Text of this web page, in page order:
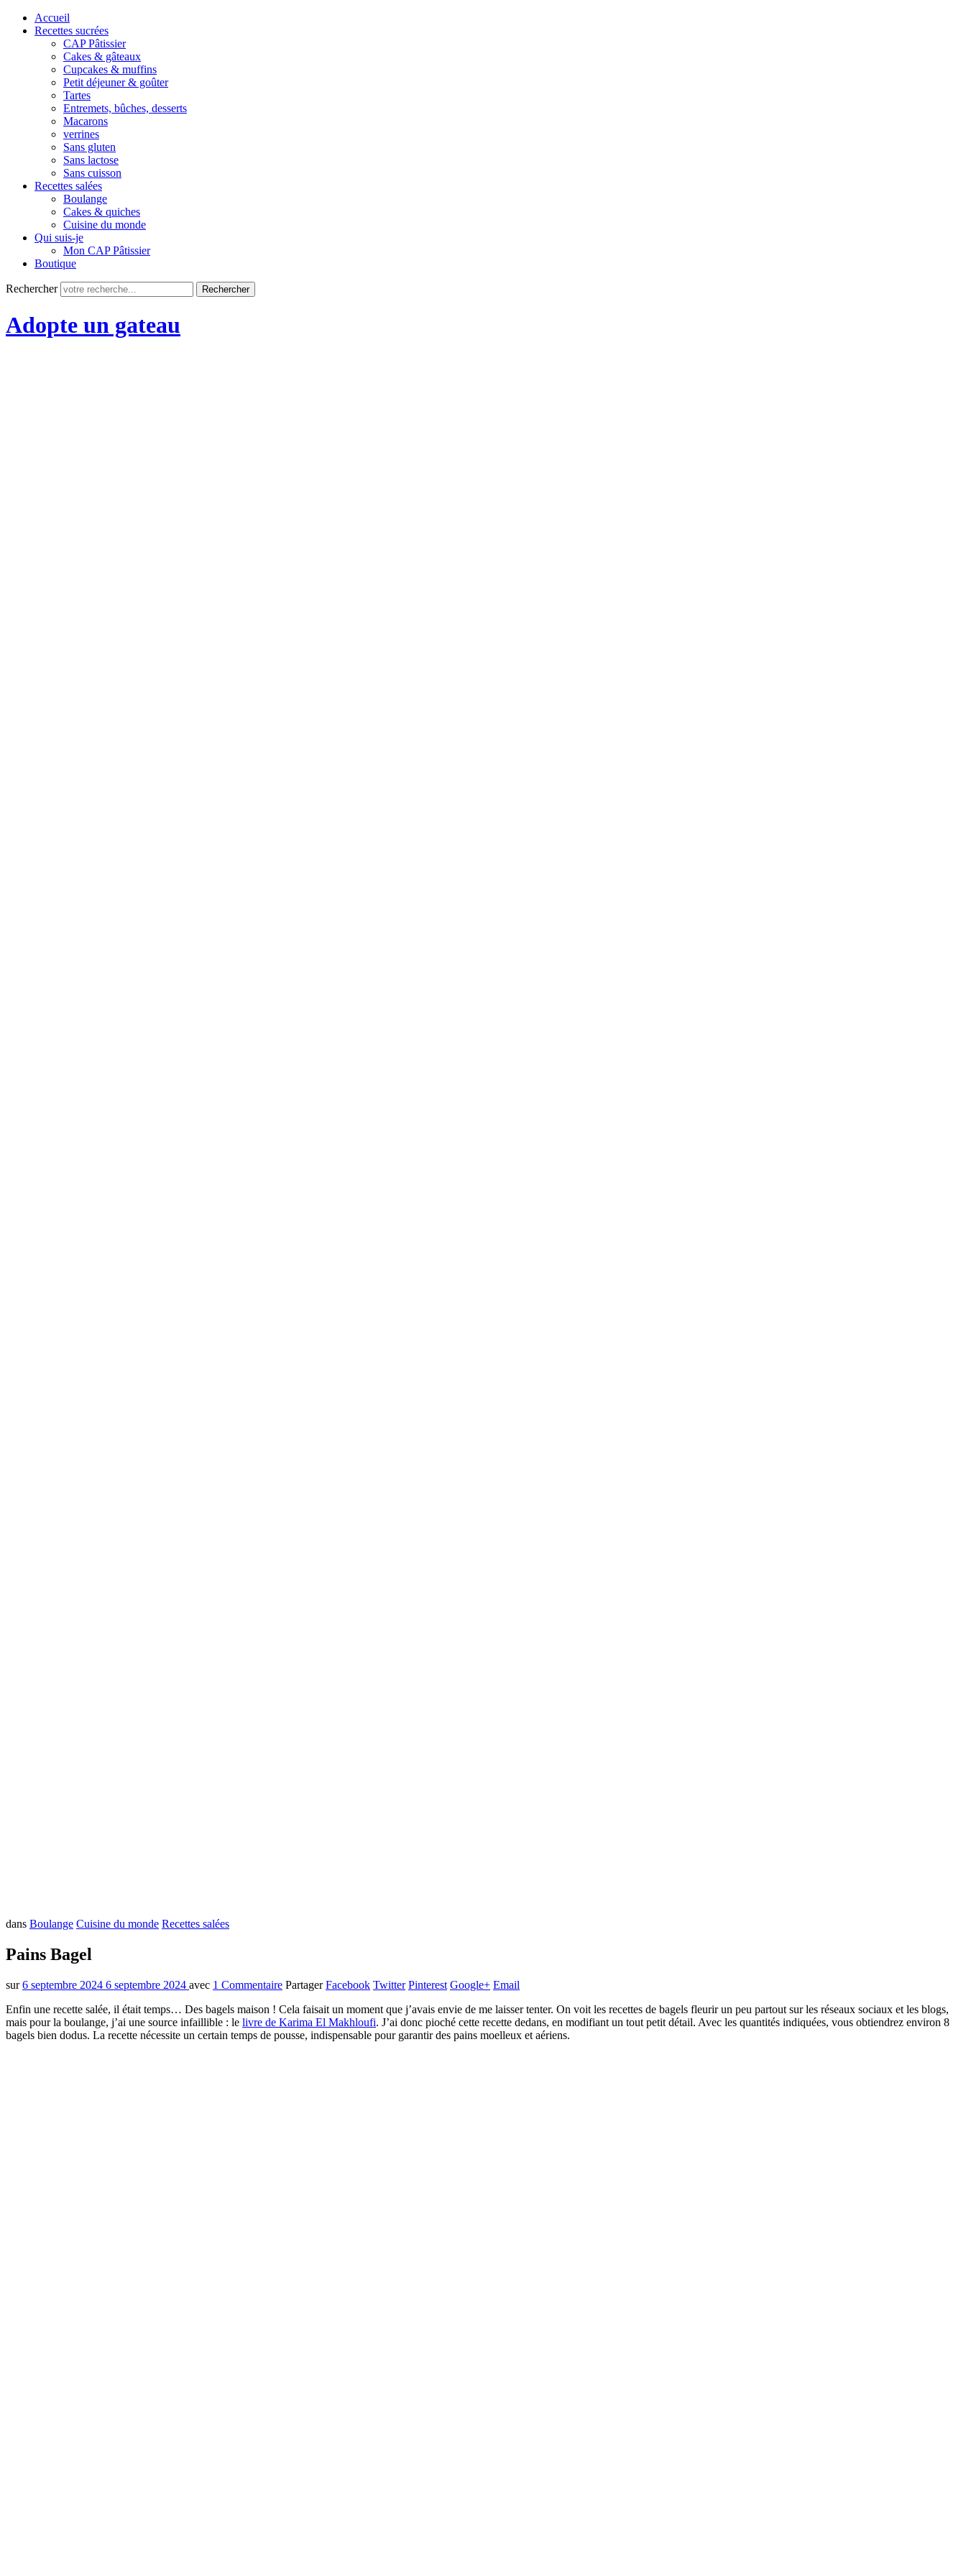
Accueil
Recettes sucrées
CAP Pâtissier
Cakes & gâteaux
Cupcakes & muffins
Petit déjeuner & goûter
Tartes
Entremets, bûches, desserts
Macarons
verrines
Sans gluten
Sans lactose
Sans cuisson
Recettes salées
Boulange
Cakes & quiches
Cuisine du monde
Qui suis-je
Mon CAP Pâtissier
Boutique
Rechercher
Adopte un gateau
dans Boulange Cuisine du monde Recettes salées
Pains Bagel
sur6 septembre 2024 6 septembre 2024 avec 1 Commentaire PartagerFacebook Twitter Pinterest Google+ Email
Enfin une recette salée, il était temps… Des bagels maison ! Cela faisait un moment que j’avais envie de me laisser tenter. On voit les recettes de bagels fleurir un peu partout sur les réseaux sociaux et les blogs,
mais pour la boulange, j’ai une source infaillible : le livre de Karima El Makhloufi. J’ai donc pioché cette recette dedans, en modifiant un tout petit détail. Avec les quantités indiquées, vous obtiendrez environ 8
bagels bien dodus. La recette nécessite un certain temps de pousse, indispensable pour garantir des pains moelleux et aériens.